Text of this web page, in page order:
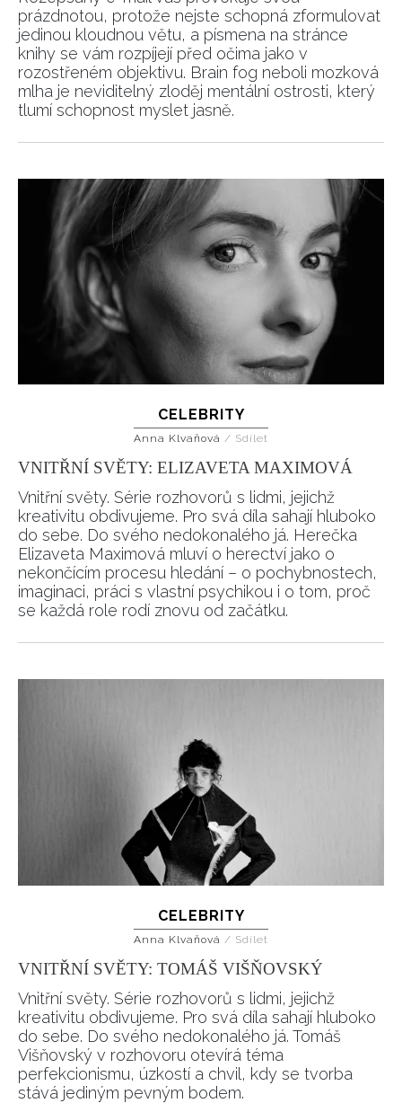
INFORMACE
REDAKCE
prázdnotou, protože nejste schopná zformulovat
jedinou kloudnou větu, a písmena na stránce
knihy se vám rozpíjejí před očima jako v
rozostřeném objektivu. Brain fog neboli mozková
mlha je neviditelný zloděj mentální ostrosti, který
tlumí schopnost myslet jasně.
CELEBRITY
Anna Klvaňová / Sdílet
VNITŘNÍ SVĚTY: ELIZAVETA MAXIMOVÁ
Vnitřní světy. Série rozhovorů s lidmi, jejichž
kreativitu obdivujeme. Pro svá díla sahají hluboko
do sebe. Do svého nedokonalého já. Herečka
Elizaveta Maximová mluví o herectví jako o
nekončícím procesu hledání – o pochybnostech,
imaginaci, práci s vlastní psychikou i o tom, proč
se každá role rodí znovu od začátku.
CELEBRITY
Anna Klvaňová / Sdílet
VNITŘNÍ SVĚTY: TOMÁŠ VIŠŇOVSKÝ
Vnitřní světy. Série rozhovorů s lidmi, jejichž
kreativitu obdivujeme. Pro svá díla sahají hluboko
do sebe. Do svého nedokonalého já. Tomáš
Višňovský v rozhovoru otevírá téma
perfekcionismu, úzkostí a chvil, kdy se tvorba
stává jediným pevným bodem.